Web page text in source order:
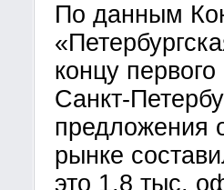
По данным
концу
Санкт-
предложения
рынке
это 1,8 тыс.